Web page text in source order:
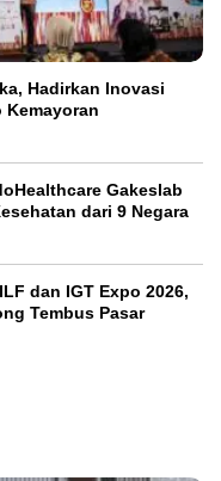
Hadirkan Inovasi
Kemayoran
Gakeslab
dari 9 Negara
dan IGT Expo 2026,
Tembus Pasar